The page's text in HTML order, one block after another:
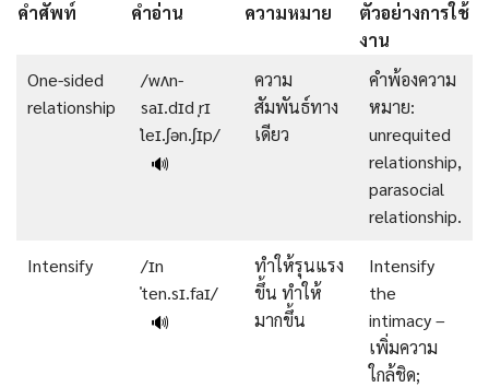
คำศัพท์ คำอ่าน ความหมาย
ตัวอย่างการใช้
งาน
One-sided
relationship
/wʌn-
saɪ.dɪd ˌrɪ
ˈleɪ.ʃən.ʃɪp/
🔊
ความ
สัมพันธ์ทาง
เดียว
คำพ้องความ
หมาย:
unrequited
relationship,
parasocial
relationship.
Intensify
/ɪn
ˈten.sɪ.faɪ/
🔊
ทำให้รุนแรง
ขึ้น ทำให้
มากขึ้น
Intensify
the
intimacy –
เพิ่มความ
ใกล้ชิด;